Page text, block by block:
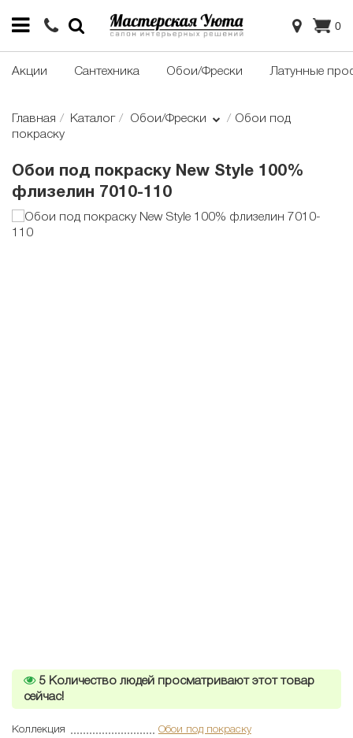
0
Акции Сантехника Обои/Фрески Латунные
Главная Каталог Обои/Фрески
Обои под
покраску
Обои под покраску New Style 100%
флизелин 7010-110
5 Количество людей просматривают этот товар
сейчас!
Коллекция
Обои под покраску